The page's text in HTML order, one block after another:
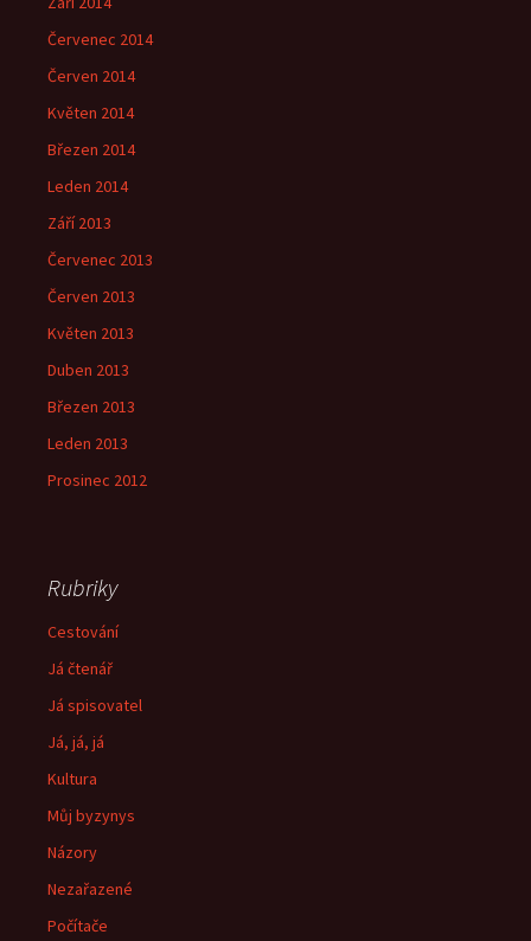
Červenec 2014
Červen 2014
Květen 2014
Březen 2014
Leden 2014
Září 2013
Červenec 2013
Červen 2013
Květen 2013
Duben 2013
Březen 2013
Leden 2013
Prosinec 2012
Rubriky
Cestování
Já čtenář
Já spisovatel
Já, já, já
Kultura
Můj byzynys
Názory
Nezařazené
Počítače